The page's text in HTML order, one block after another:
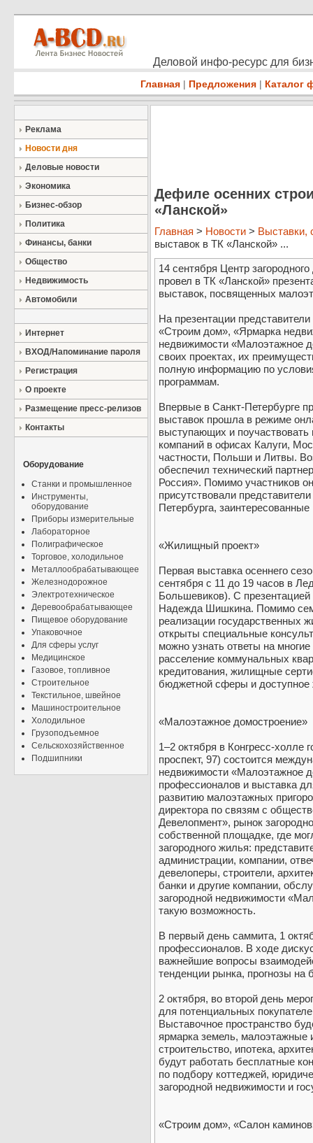
Деловой инфо-ресурс для
Главная | Предложения | Каталог
Реклама
Новости дня
Деловые новости
Экономика
Бизнес-обзор
Политика
Финансы, банки
Общество
Недвижимость
Автомобили
Интернет
ВХОД/Напоминание пароля
Регистрация
О проекте
Размещение пресс-релизов
Контакты
Оборудование
Станки и промышленное
Инструменты,
оборудование
Приборы измерительные
Лабораторное
Полиграфическое
Торговое, холодильное
Металлообрабатывающее
Железнодорожное
Электротехническое
Деревообрабатывающее
Пищевое оборудование
Упаковочное
Для сферы услуг
Медицинское
Газовое, топливное
Строительное
Текстильное, швейное
Машиностроительное
Холодильное
Грузоподъемное
Сельскохозяйственное
Подшипники
Дефиле осенних
«Ланской»
Главная > Новости > Выставки,
выставок в ТК «Ланской» ...
14 сентября Центр
провел в ТК «Ланской»
выставок, посвященных
На презентации
«Строим дом», «Ярмарка
недвижимости «Малоэтажное
своих проектах, их
полную информацию по
программам.
Впервые в Санкт-Петербурге
выставок прошла в режиме
выступающих и поучаствовать
компаний в офисах Калуги,
частности, Польши и Литвы.
обеспечил технический
Россия». Помимо участников
присутствовали
Петербурга,
«Жилищный проект»
Первая выставка осеннего
сентября с 11 до 19 часов в
Большевиков). С
Надежда Шишкина. Помимо
реализации государственных
открыты специальные
можно узнать ответы на
расселение коммунальных
кредитования, жилищные
бюджетной сферы и
«Малоэтажное домостроение»
1–2 октября в Конгресс-холле
проспект, 97) состоится
недвижимости «Малоэтажное
профессионалов и выставка
развитию малоэтажных
директора по связям с
Девелопмент», рынок
собственной площадке, где
загородного жилья:
администрации, компании,
девелоперы, строители,
банки и другие компании,
загородной недвижимости
такую возможность.
В первый день саммита, 1
профессионалов. В ходе
важнейшие вопросы
тенденции рынка, прогнозы на
2 октября, во второй день
для потенциальных
Выставочное пространство
ярмарка земель, малоэтажные
строительство, ипотека,
будут работать бесплатные
по подбору коттеджей,
загородной недвижимости и
«Строим дом», «Салон